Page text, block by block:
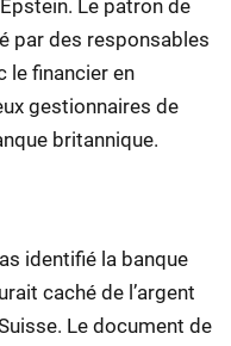
Le patron de
par des responsables
le financier en
gestionnaires de
britannique.
identifié la banque
caché de l’argent
Le document de